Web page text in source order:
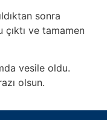
sonra
ve tamamen
vesile oldu.
olsun.